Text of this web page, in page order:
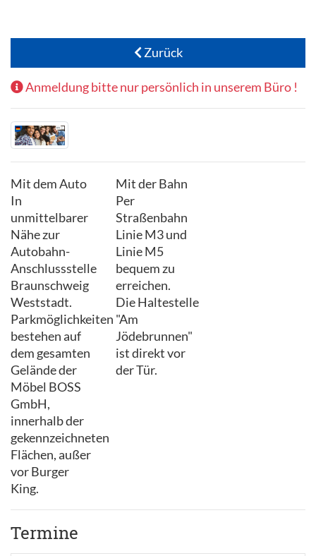
Zurück
Anmeldung bitte nur persönlich in unserem Büro !
Mit dem Auto
In
unmittelbarer
Nähe zur
Autobahn-
Anschlussstelle
Braunschweig
Weststadt.
Parkmöglichkeiten
bestehen auf
dem gesamten
Gelände der
Möbel BOSS
GmbH,
innerhalb der
gekennzeichneten
Flächen, außer
vor Burger
King.
Mit der Bahn
Per
Straßenbahn
Linie M3 und
Linie M5
bequem zu
erreichen.
Die Haltestelle
"Am
Jödebrunnen"
ist direkt vor
der Tür.
Termine